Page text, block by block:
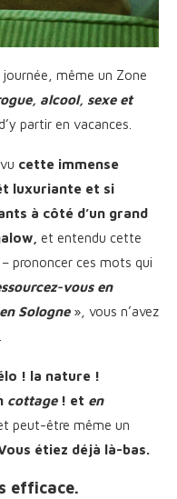
journée, même un Zone
alcool, sexe et
partir en vacances.
cette immense
luxuriante et si
à côté d’un grand
et entendu cette
prononcer ces mots qui
vous en
Sologne», vous n’avez
! la nature !
cottage ! et en
peut-être même un
étiez déjà là-bas.
efficace.